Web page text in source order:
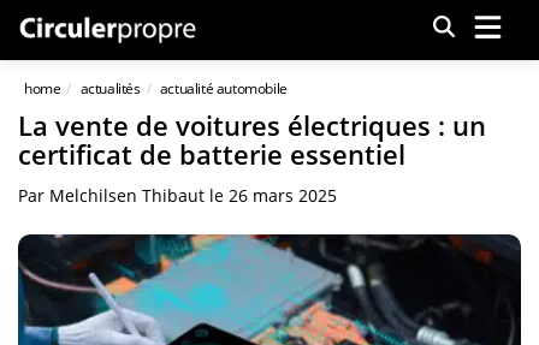
Menu
home actualités actualité automobile
La vente de voitures électriques : un
certificat de batterie essentiel
Par Melchilsen Thibaut le 26 mars 2025